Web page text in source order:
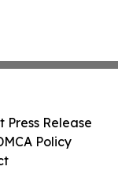
Press Release
Policy